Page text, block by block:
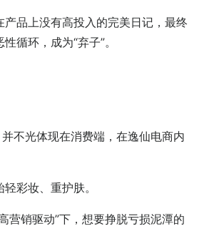
产品上没有高投入的完美日记，最终
循环，成为“弃子”。
不光体现在消费端，在逸仙电商内
彩妆、重护肤。
营销驱动”下，想要挣脱亏损泥潭的